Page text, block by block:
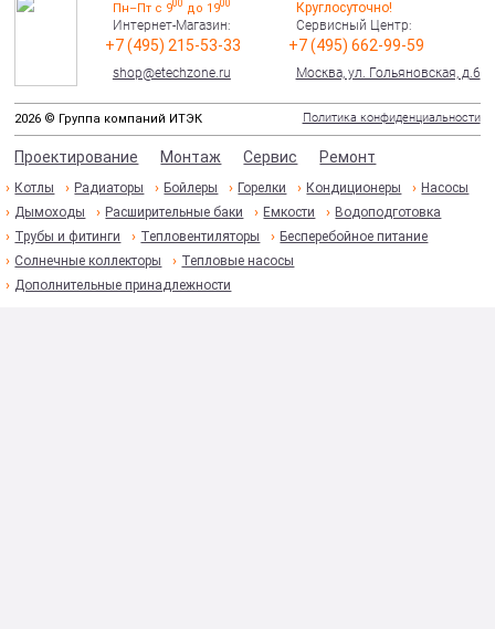
Пн–Пт с 900 до 1900
Интернет-Магазин:
+7 (495) 215-53-33
shop@etechzone.ru
Круглосуточно!
Сервисный Центр:
+7 (495) 662-99-59
Москва, ул. Гольяновская, д.6
2026 © Группа компаний ИТЭК Политика конфиденциальности
Проектирование Монтаж Сервис Ремонт
Котлы Радиаторы Бойлеры Горелки Кондиционеры
Насосы
Дымоходы
Расширительные баки Емкости
Водоподготовка
Трубы и фитинги
Тепловентиляторы
Бесперебойное питание
Солнечные коллекторы
Тепловые насосы
Дополнительные принадлежности